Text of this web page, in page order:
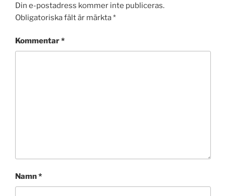
Din e-postadress kommer inte publiceras.
Obligatoriska fält är märkta*
Kommentar*
Namn*